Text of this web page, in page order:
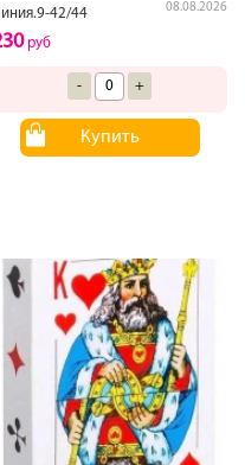
42/44
08.08.2026
руб
- +
Купить